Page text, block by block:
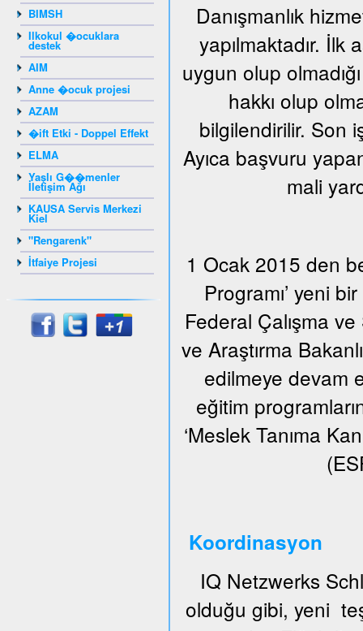
BIMSH
Ilkokul �ocuklara
destek
AIM
Anne �ocuk projesi
AZAM
�ift Etki - Doppel Effekt
ELMA
Yaşlı G��menler
İletişim Ağı
KAUSA Servis Merkezi
Kiel
"Rengarenk"
İtfaiye Projesi
Danışmanlık
yapılmaktadır.
uygun olup
hakkı olup
bilgilendirilir. Son
Ayıca başvuru
mali
1 Ocak 2015 den
Programı’ yeni
Federal Çalışma
ve Araştırma
edilmeye devam
eğitim
‘Meslek Tanıma
Koordinasyon
IQ Netzwerks
olduğu gibi, yeni